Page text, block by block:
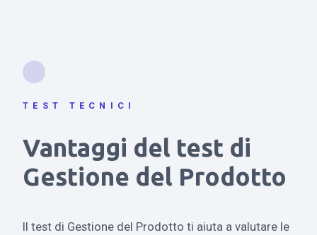
TEST TECNICI
Vantaggi del test di
Gestione del Prodotto
Il test di Gestione del Prodotto ti aiuta a valutare le